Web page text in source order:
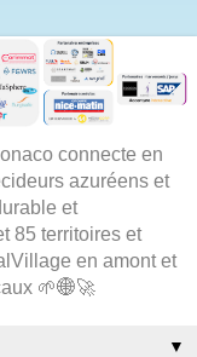
connecte en
azuréens et
et
85 territoires et
en amont et
🌱🌐🚀
▼